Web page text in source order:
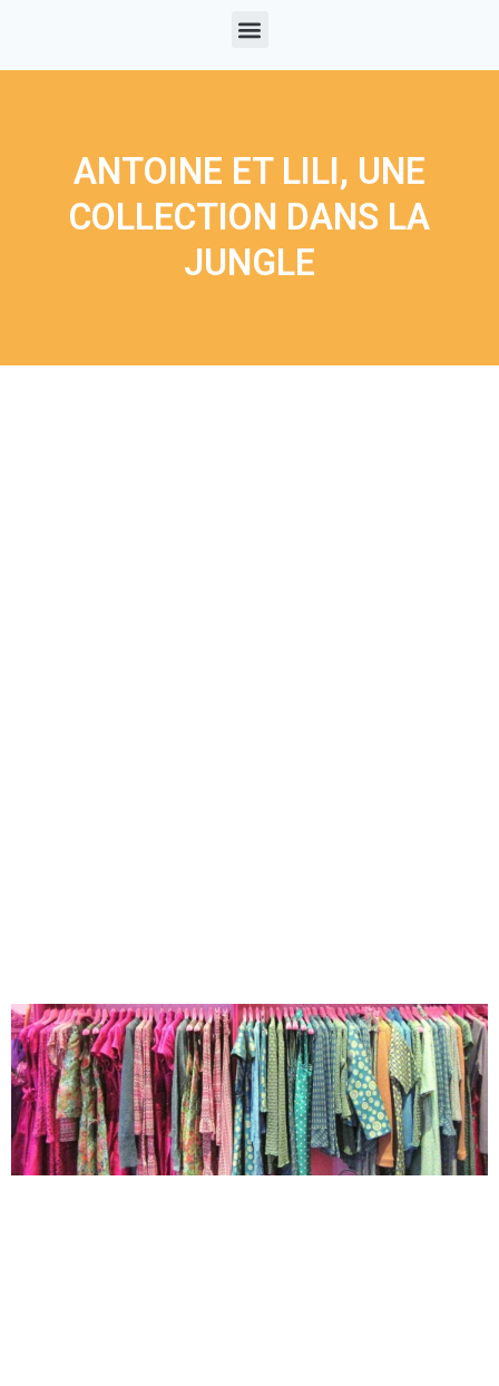
ANTOINE ET LILI, UNE
COLLECTION DANS LA
JUNGLE